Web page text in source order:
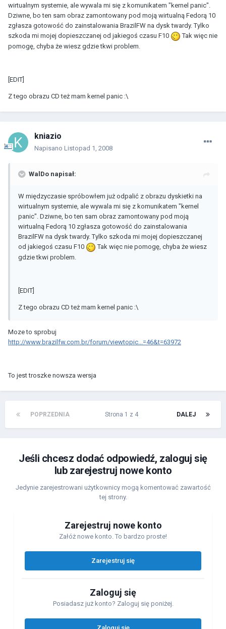
wirtualnym systemie, ale wywala mi się z komunikatem "kernel panic".
Dziwne, bo ten sam obraz zamontowany pod moją wirtualną Fedorą 10
zgłasza gotowość do zainstalowania BrazilFW na dysk twardy. Tylko
szkoda mi mojej dopieszczanej od jakiegoś czasu F10
Tak więc nie
pomogę, chyba że wiesz gdzie tkwi problem.
[EDIT]
Z tego obrazu CD też mam kernel panic :\
kniazio
Napisano Listopad 1, 2008
WalDo napisał:
W międzyczasie spróbowłem już odpalić z obrazu dyskietki na
wirtualnym systemie, ale wywala mi się z komunikatem "kernel
panic". Dziwne, bo ten sam obraz zamontowany pod moją
wirtualną Fedorą 10 zgłasza gotowość do zainstalowania
BrazilFW na dysk twardy. Tylko szkoda mi mojej dopieszczanej
od jakiegoś czasu F10
Tak więc nie pomogę, chyba że wiesz
gdzie tkwi problem.
[EDIT]
Z tego obrazu CD też mam kernel panic :\
Moze to sprobuj
http://www.brazilfw.com.br/forum/viewtopic...=46&t=63972
To jest troszke nowsza wersja
POPRZEDNIA DALEJ
Strona 1 z 4
Jeśli chcesz dodać odpowiedź, zaloguj się
lub zarejestruj nowe konto
Jedynie zarejestrowani użytkownicy mogą komentować zawartość
tej strony.
Zarejestruj nowe konto
Załóż nowe konto. To bardzo proste!
Zarejestruj się
Zaloguj się
Posiadasz już konto? Zaloguj się poniżej.